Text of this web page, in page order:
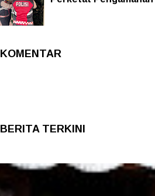
KOMENTAR
BERITA TERKINI